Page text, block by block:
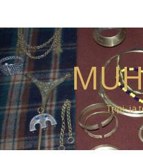
Tripi- ja